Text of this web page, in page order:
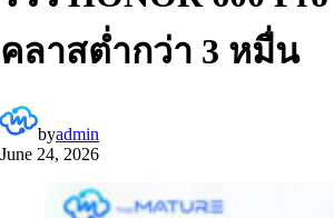
คลาสต่ำกว่า 3 หมื่น
byadmin
June 24, 2026